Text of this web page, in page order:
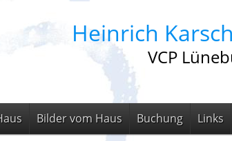
Heinrich
VCP
Bilder vom Haus Buchung Links